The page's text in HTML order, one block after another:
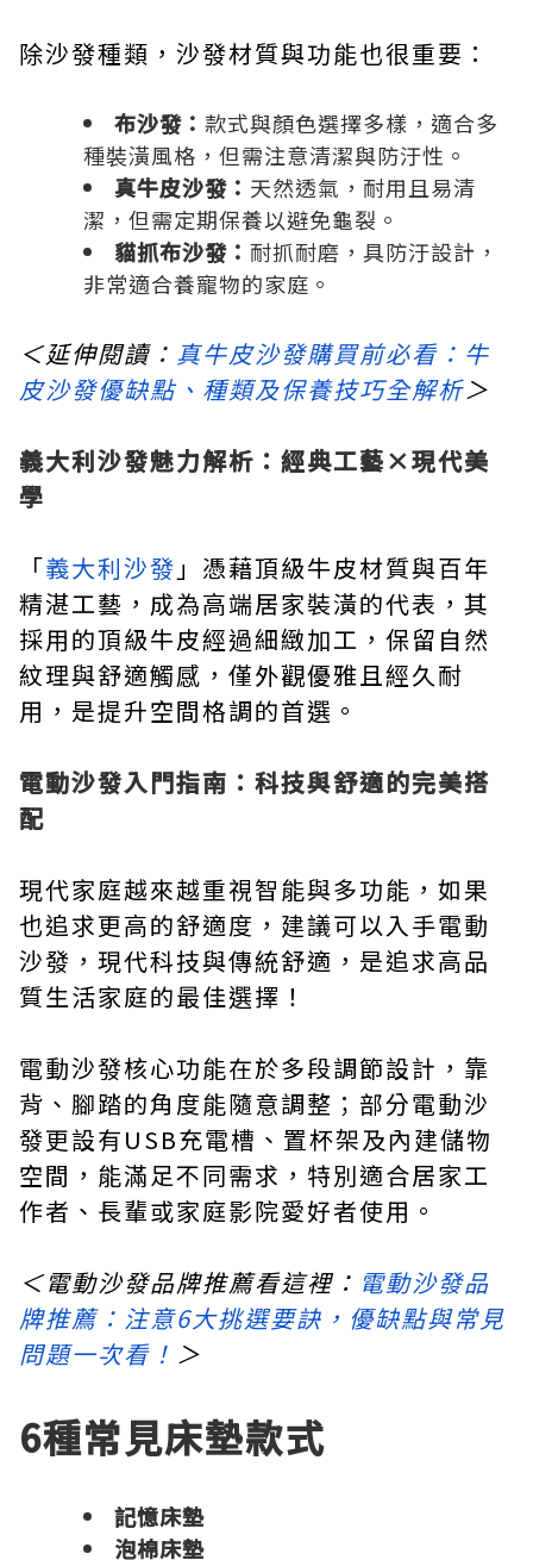
除沙發種類，沙發材質與功能也很重要：
布沙發： 款式與顏色選擇多樣，適合多
種裝潢風格，但需注意清潔與防汙性。
真牛皮沙發： 天然透氣，耐用且易清
潔，但需定期保養以避免龜裂。
貓抓布沙發： 耐抓耐磨，具防汙設計，
非常適合養寵物的家庭。
＜延伸閱讀： 真牛皮沙發購買前必看：牛
皮沙發優缺點、種類及保養技巧全解析＞
義大利沙發魅力解析：經典工藝×現代美
學
「義大利沙發 」憑藉頂級牛皮材質與百年
精湛工藝，成為高端居家裝潢的代表，其
採用的頂級牛皮經過細緻加工，保留自然
紋理與舒適觸感，僅外觀優雅且經久耐
用，是提升空間格調的首選。
電動沙發入門指南：科技與舒適的完美搭
配
現代家庭越來越重視智能與多功能，如果
也追求更高的舒適度，建議可以入手電動
沙發，現代科技與傳統舒適，是追求高品
質生活家庭的最佳選擇！
電動沙發核心功能在於多段調節設計，靠
背、腳踏的角度能隨意調整；部分電動沙
發更設有USB充電槽、置杯架及內建儲物
空間，能滿足不同需求，特別適合居家工
作者、長輩或家庭影院愛好者使用。
＜電動沙發品牌推薦看這裡： 電動沙發品
牌推薦：注意6大挑選要訣，優缺點與常見
問題一次看！ ＞
6種常見床墊款式
記憶床墊
泡棉床墊